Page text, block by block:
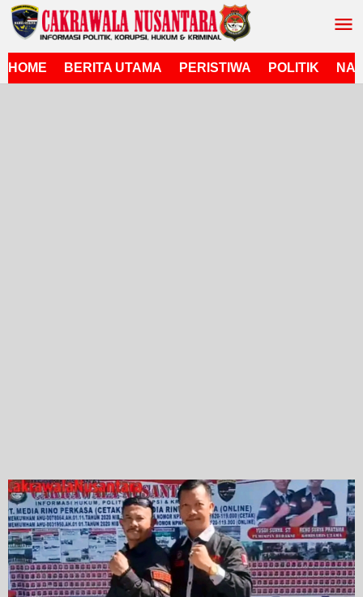
Lewati
ke
HOME
BERITA UTAMA PERISTIWA POLITIK